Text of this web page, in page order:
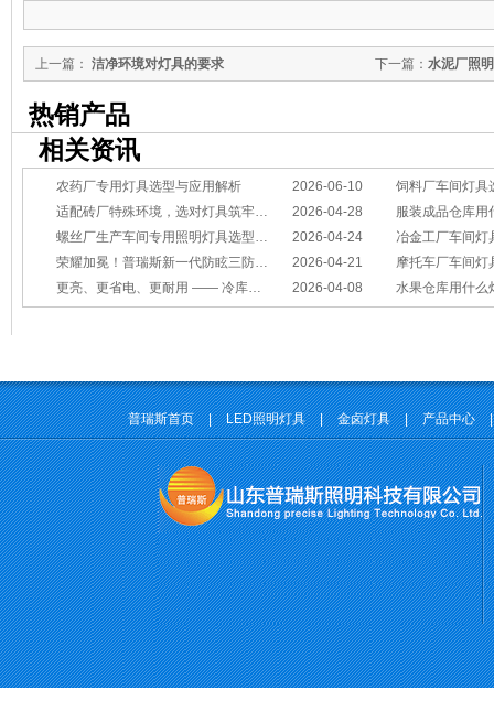
下一篇： 水泥厂照
上一篇： 洁净环境对灯具的要求
热销产品
相关资讯
2026-06-10
农药厂专用灯具选型与应用解析
饲料厂车间灯具
2026-04-28
适配砖厂特殊环境，选对灯具筑牢生产安全线
服装成品仓库用
2026-04-24
螺丝厂生产车间专用照明灯具选型方案
冶金工厂车间灯具选型指南：
2026-04-21
荣耀加冕！普瑞斯新一代防眩三防灯BC-L斩获2026阿拉丁神灯奖
摩托车厂车间灯具怎么选？
2026-04-08
更亮、更省电、更耐用 —— 冷库照明优选 水果仓库用什么
普瑞斯首页 | LED照明灯具 | 金卤灯具 | 产品中心 |